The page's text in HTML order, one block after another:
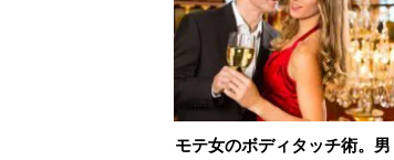
モテ女のボディタッチ術。男